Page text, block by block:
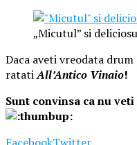
„Micutul” si
Daca aveti vreodata
ratatiAll’Antico Vinaio!
Sunt convinsa ca nu